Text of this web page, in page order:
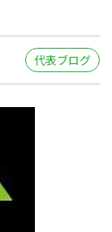
代表ブログ